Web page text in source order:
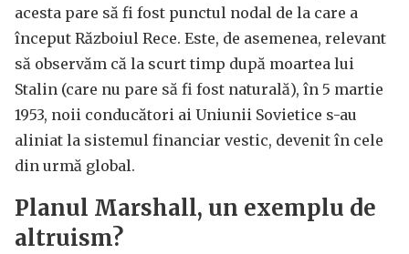
acesta pare să fi fost punctul nodal de la care a
început Războiul Rece. Este, de asemenea, relevant
să observăm că la scurt timp după moartea lui
Stalin (care nu pare să fi fost naturală), în 5 martie
1953, noii conducători ai Uniunii Sovietice s-au
aliniat la sistemul financiar vestic, devenit în cele
din urmă global.
Planul Marshall, un exemplu de
altruism?